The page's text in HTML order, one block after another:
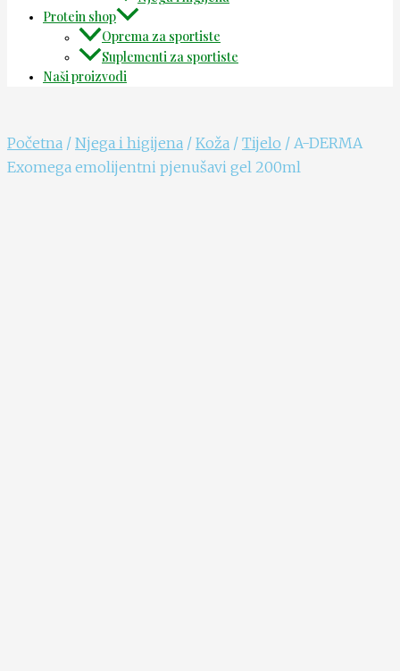
Protein shop
Oprema za sportiste
Suplementi za sportiste
Naši proizvodi
Početna / Njega i higijena / Koža / Tijelo / A-DERMA
Exomega emolijentni pjenušavi gel 200ml